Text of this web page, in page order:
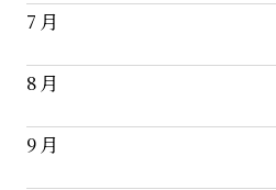
7月
8月
9月